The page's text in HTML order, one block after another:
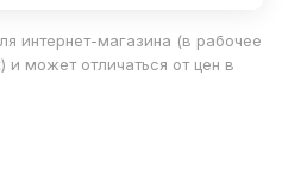
интернет-магазина (в рабочее
и может отличаться от цен в